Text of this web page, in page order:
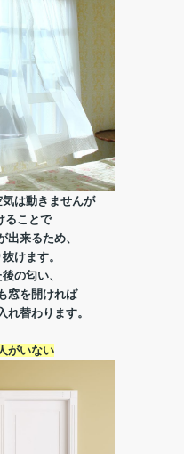
は動きませんが
ることで
出来るため、
けます。
の匂い、
窓を開ければ
れ替わります。
がいない